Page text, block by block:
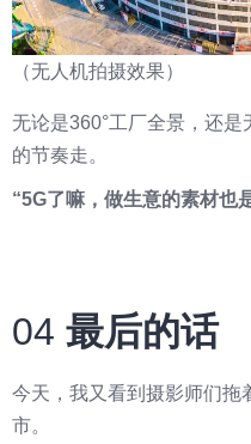
（无人机拍摄效果）
无论是360°工厂全景，还
的节奏走。
“5G了嘛，做生意的素材也
04 最后的话
今天，我又看到摄影师们拖
市。